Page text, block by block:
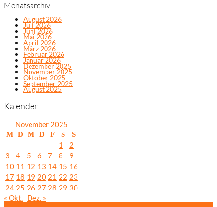
Monatsarchiv
August 2026
Juli 2026
Juni 2026
Mai 2026
April 2026
März 2026
Februar 2026
Januar 2026
Dezember 2025
November 2025
Oktober 2025
September 2025
August 2025
Kalender
November 2025
M D M D F S S
1
2
3
4 5 6 7 8
9
10 11 12 13 14 15 16
17 18 19 20 21 22 23
24 25 26 27 28 29 30
« Okt. Dez. »